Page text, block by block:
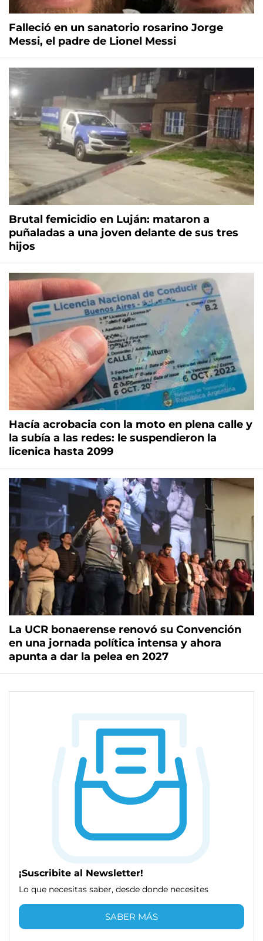
Falleció en un sanatorio rosarino Jorge
Messi, el padre de Lionel Messi
Brutal femicidio en Luján: mataron a
puñaladas a una joven delante de sus tres
hijos
Hacía acrobacia con la moto en plena calle y
la subía a las redes: le suspendieron la
licenica hasta 2099
La UCR bonaerense renovó su Convención
en una jornada política intensa y ahora
apunta a dar la pelea en 2027
¡Suscribite al Newsletter!
Lo que necesitas saber, desde donde necesites
SABER MÁS